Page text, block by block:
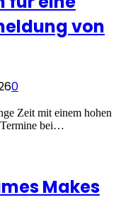
von
0
Zeit mit einem hohen
Termine bei…
Makes